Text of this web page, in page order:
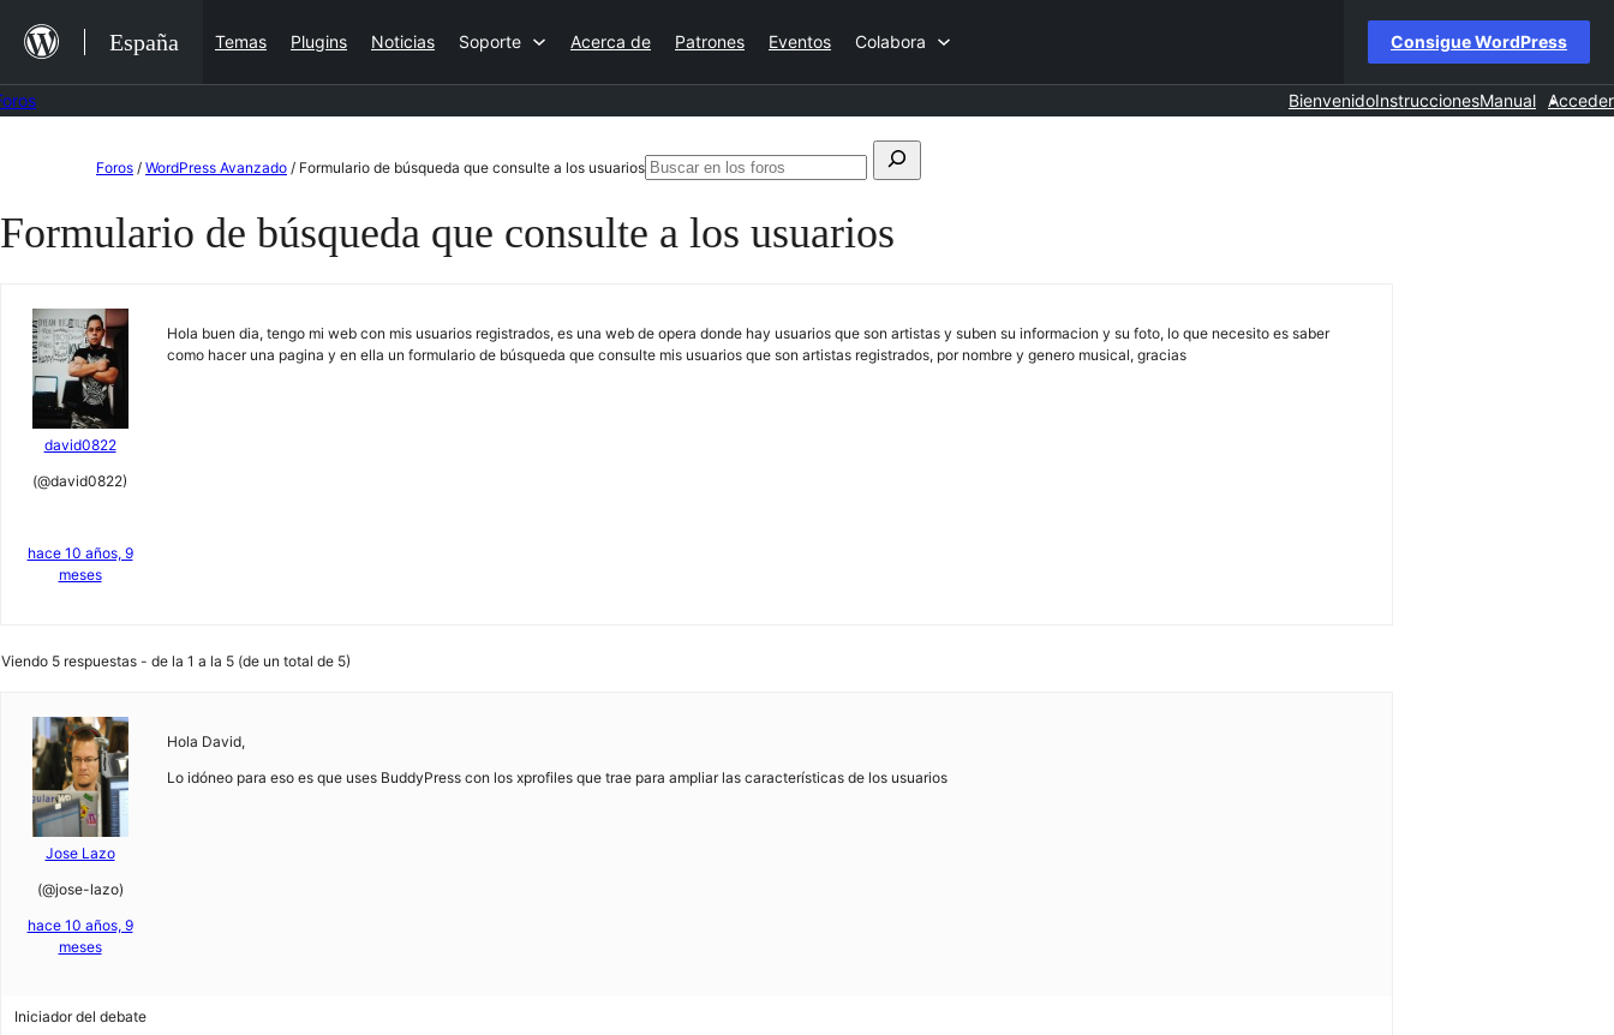
contenido
España Temas Plugins Noticias Soporte Acerca de Patrones Eventos Colabora Consigue WordPress
BienvenidoInstruccionesManual Acceder
contenido
Foros / WordPress Avanzado / Formulario de búsqueda que consulte a los usuariosBuscar:
Buscar
Formulario de búsqueda que consulte a los usuarios
david0822
(@david0822)
hace 10 años, 9
meses
Hola buen dia, tengo mi web con mis usuarios registrados, es una web de opera donde hay usuarios que son artistas y suben su informacion y su foto, lo que necesito es saber
como hacer una pagina y en ella un formulario de búsqueda que consulte mis usuarios que son artistas registrados, por nombre y genero musical, gracias
Viendo 5 respuestas - de la 1 a la 5 (de un total de 5)
Jose Lazo
(@jose-lazo)
hace 10 años, 9
meses
Hola David,
Lo idóneo para eso es que uses BuddyPress con los xprofiles que trae para ampliar las características de los usuarios
Iniciador del debate